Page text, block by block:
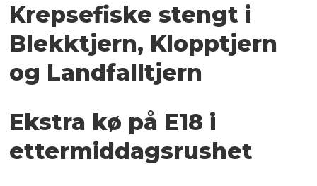
Krepsefiske stengt i
Blekktjern, Klopptjern
og Landfalltjern
Ekstra kø på E18 i
ettermiddagsrushet